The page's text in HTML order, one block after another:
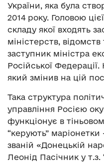
України, яка була
2014 року. Головою
складу якої входять
міністерств,
заступник міністра
Російської
який змінив на цій
Така структура
управління Росією
функціонує в
“керують”
званій «Донецькій
Леонід Пасічник у т.з.